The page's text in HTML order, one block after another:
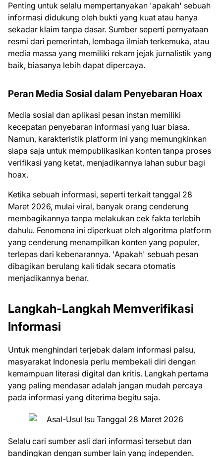
Penting untuk selalu mempertanyakan 'apakah' sebuah
informasi didukung oleh bukti yang kuat atau hanya
sekadar klaim tanpa dasar. Sumber seperti pernyataan
resmi dari pemerintah, lembaga ilmiah terkemuka, atau
media massa yang memiliki rekam jejak jurnalistik yang
baik, biasanya lebih dapat dipercaya.
Peran Media Sosial dalam Penyebaran Hoax
Media sosial dan aplikasi pesan instan memiliki
kecepatan penyebaran informasi yang luar biasa.
Namun, karakteristik platform ini yang memungkinkan
siapa saja untuk mempublikasikan konten tanpa proses
verifikasi yang ketat, menjadikannya lahan subur bagi
hoax.
Ketika sebuah informasi, seperti terkait tanggal 28
Maret 2026, mulai viral, banyak orang cenderung
membagikannya tanpa melakukan cek fakta terlebih
dahulu. Fenomena ini diperkuat oleh algoritma platform
yang cenderung menampilkan konten yang populer,
terlepas dari kebenarannya. 'Apakah' sebuah pesan
dibagikan berulang kali tidak secara otomatis
menjadikannya benar.
Langkah-Langkah Memverifikasi
Informasi
Untuk menghindari terjebak dalam informasi palsu,
masyarakat Indonesia perlu membekali diri dengan
kemampuan literasi digital dan kritis. Langkah pertama
yang paling mendasar adalah jangan mudah percaya
pada informasi yang diterima begitu saja.
Selalu cari sumber asli dari informasi tersebut dan
bandingkan dengan sumber lain yang independen.